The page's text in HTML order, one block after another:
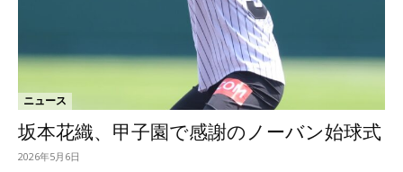
ニュース
坂本花織、甲子園で感謝のノーバン始球式
2026年5月6日